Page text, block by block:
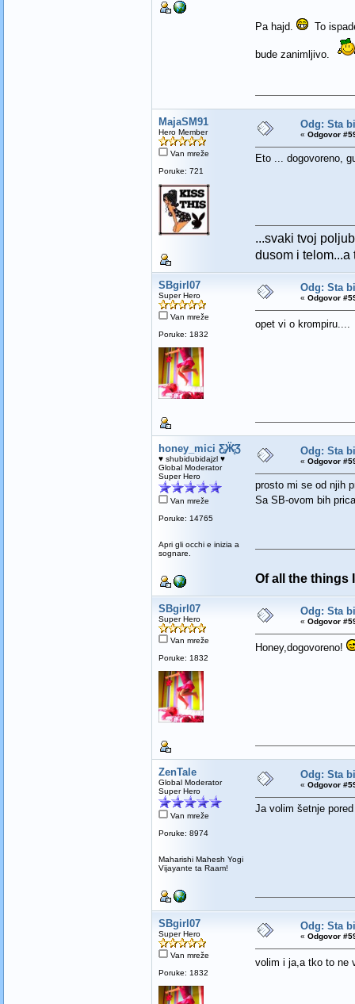
Pa hajd. To
bude zanimljivo.
MajaSM91
Hero Member
Van mreže
Poruke: 721
Odg: Sta
« Odgovor
Eto ... dogovoreno,
...svaki tvoj
dusom i telom...a
SBgirl07
Super Hero
Van mreže
Poruke: 1832
Odg: Sta
« Odgovor
opet vi o
honey_mici Ƹ̵̡Ӝ̵̨̄Ʒ
♥ shubidubidajzl ♥
Global Moderator
Super Hero
Van mreže
Poruke: 14765
Apri gli occhi e inizia a
sognare.
Odg: Sta
« Odgovor
prosto mi se od njih
Sa SB-ovom bih
Of all the things
SBgirl07
Super Hero
Van mreže
Poruke: 1832
Odg: Sta
« Odgovor
Honey,dogovoreno!
ZenTale
Global Moderator
Super Hero
Van mreže
Poruke: 8974
Maharishi Mahesh Yogi
Vijayante ta Raam!
Odg: Sta
« Odgovor
Ja volim šetnje
SBgirl07
Super Hero
Van mreže
Poruke: 1832
Odg: Sta
« Odgovor
volim i ja,a tko to ne